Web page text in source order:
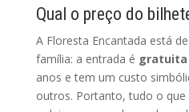
Qual o preço do
A Floresta Encantada está
família: a entrada é gratuita
anos e tem um custo
outros. Portanto, tudo o